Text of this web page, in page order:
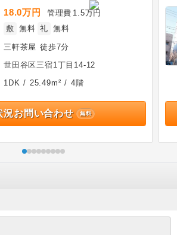
18.0万円 管理費 1.5万円
敷 無料 礼 無料
三軒茶屋 徒歩7分
世田谷区三宿1丁目14-12
1DK / 25.49m² / 4階
況お問い合わせ 無料